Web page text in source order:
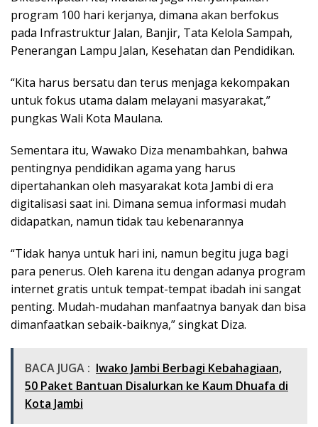
program 100 hari kerjanya, dimana akan berfokus
pada Infrastruktur Jalan, Banjir, Tata Kelola Sampah,
Penerangan Lampu Jalan, Kesehatan dan Pendidikan.
“Kita harus bersatu dan terus menjaga kekompakan
untuk fokus utama dalam melayani masyarakat,”
pungkas Wali Kota Maulana.
Sementara itu, Wawako Diza menambahkan, bahwa
pentingnya pendidikan agama yang harus
dipertahankan oleh masyarakat kota Jambi di era
digitalisasi saat ini. Dimana semua informasi mudah
didapatkan, namun tidak tau kebenarannya
“Tidak hanya untuk hari ini, namun begitu juga bagi
para penerus. Oleh karena itu dengan adanya program
internet gratis untuk tempat-tempat ibadah ini sangat
penting. Mudah-mudahan manfaatnya banyak dan bisa
dimanfaatkan sebaik-baiknya,” singkat Diza.
BACA JUGA : Iwako Jambi Berbagi Kebahagiaan,
50 Paket Bantuan Disalurkan ke Kaum Dhuafa di
Kota Jambi